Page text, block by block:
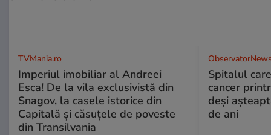
TVMania.ro
Imperiul imobiliar al Andreei
Esca! De la vila exclusivistă din
Snagov, la casele istorice din
Capitală și căsuțele de poveste
din Transilvania
Spitalul
cancer
deşi
de ani